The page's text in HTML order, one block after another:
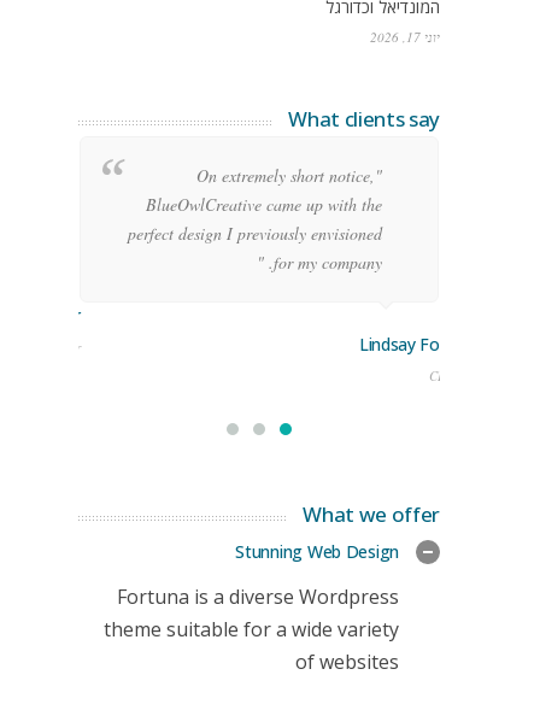
המונדיאל וכדורגל
יוני 17, 2026
What clients say
"On extremely short notice,
BlueOwlCreative came up with the
perfect design I previously envisioned
for my company. "
Lindsay Ford
CEO
Stoner
Manager
What we offer
Stunning Web Design
Fortuna is a diverse Wordpress
theme suitable for a wide variety
of websites